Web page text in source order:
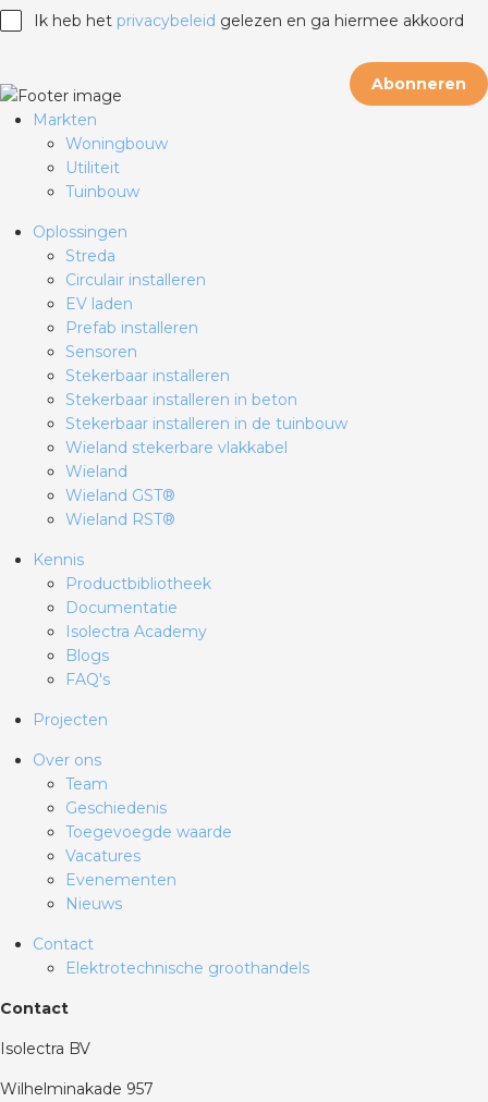
Ik heb het privacybeleid gelezen en ga hiermee akkoord
Abonneren
Markten
Woningbouw
Utiliteit
Tuinbouw
Oplossingen
Streda
Circulair installeren
EV laden
Prefab installeren
Sensoren
Stekerbaar installeren
Stekerbaar installeren in beton
Stekerbaar installeren in de tuinbouw
Wieland stekerbare vlakkabel
Wieland
Wieland GST®
Wieland RST®
Kennis
Productbibliotheek
Documentatie
Isolectra Academy
Blogs
FAQ's
Projecten
Over ons
Team
Geschiedenis
Toegevoegde waarde
Vacatures
Evenementen
Nieuws
Contact
Elektrotechnische groothandels
Contact
Isolectra BV
Wilhelminakade 957